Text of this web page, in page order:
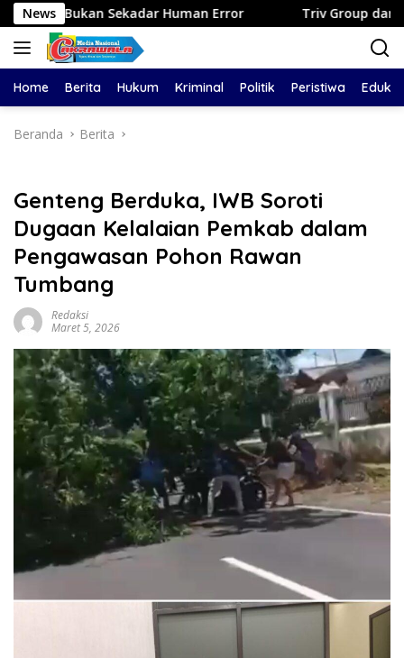
Langsung
ke
konten
News Human Error Triv Group dan Gabriel Rey
Home Berita Hukum Kriminal Politik Peristiwa
Beranda Berita
Genteng Berduka, IWB Soroti
Dugaan Kelalaian Pemkab dalam
Pengawasan Pohon Rawan
Tumbang
Redaksi
Maret 5, 2026